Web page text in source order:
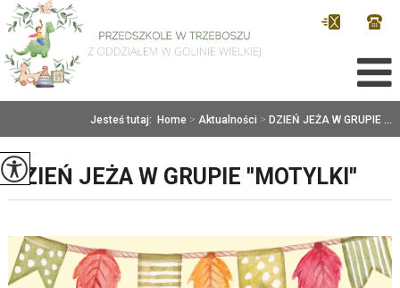
Jesteś tutaj: Home > Aktualności > DZIEŃ JEŻA W GRUPIE ...
DZIEŃ JEŻA W GRUPIE ''MOTYLKI''